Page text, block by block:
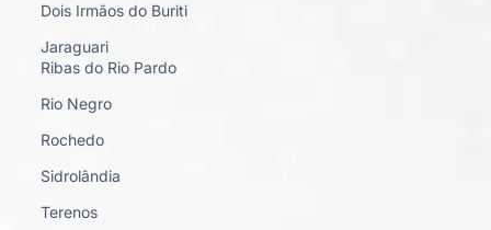
Dois Irmãos do Buriti
Jaraguari
Ribas do Rio Pardo
Rio Negro
Rochedo
Sidrolândia
Terenos